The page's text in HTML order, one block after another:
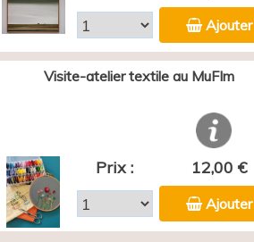
Ajouter
Visite-atelier textile au MuFIm
Prix : 12,00 €
Ajouter